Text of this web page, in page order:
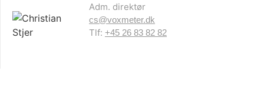
Adm. direktør
cs@voxmeter.dk
Tlf: +45 26 83 82 82